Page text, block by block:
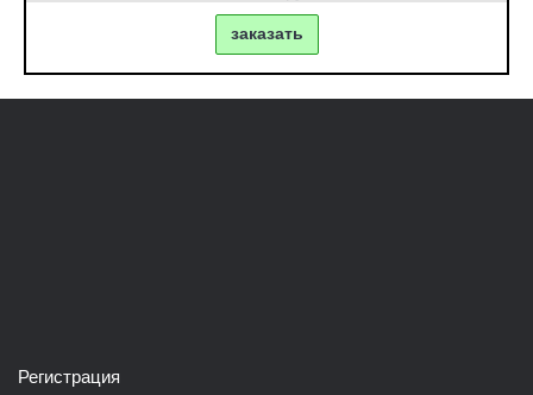
заказать
Регистрация